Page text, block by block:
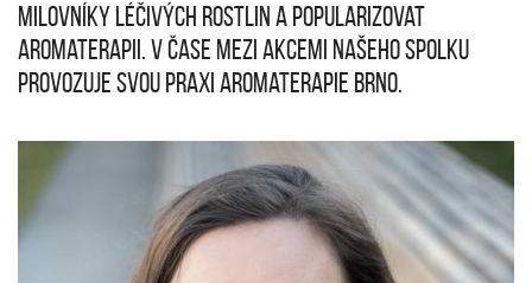
milovníky léčivých rostlin a popularizovat
aromaterapii. V čase mezi akcemi našeho spolku
provozuje svou praxi Aromaterapie Brno.